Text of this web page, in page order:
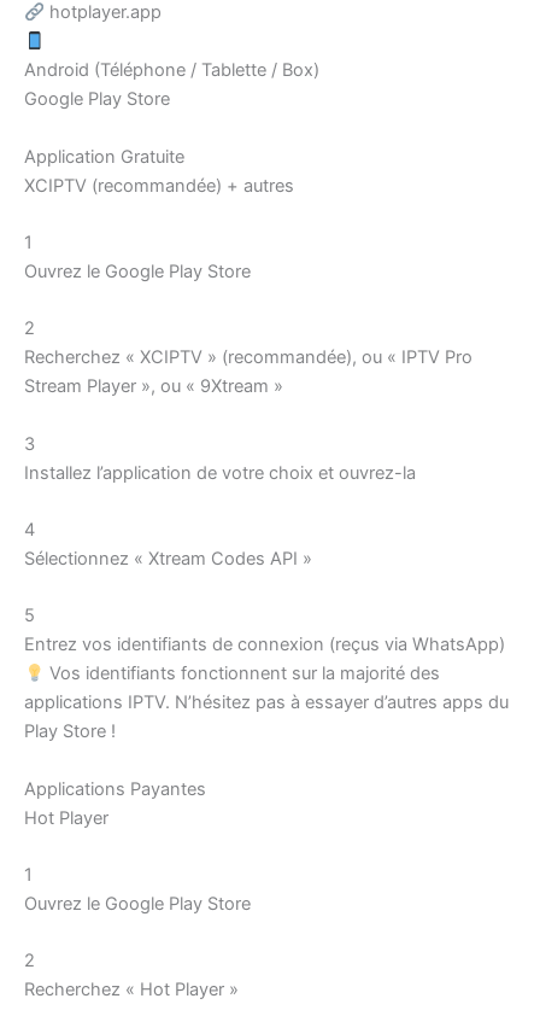
hotplayer.app
Android (Téléphone / Tablette / Box)
Google Play Store
Application Gratuite
XCIPTV (recommandée) + autres
1
Ouvrez le Google Play Store
2
Recherchez « XCIPTV » (recommandée), ou « IPTV Pro
Stream Player », ou « 9Xtream »
3
Installez l’application de votre choix et ouvrez-la
4
Sélectionnez « Xtream Codes API »
5
Entrez vos identifiants de connexion (reçus via WhatsApp)
Vos identifiants fonctionnent sur la majorité des
applications IPTV. N’hésitez pas à essayer d’autres apps du
Play Store !
Applications Payantes
Hot Player
1
Ouvrez le Google Play Store
2
Recherchez « Hot Player »